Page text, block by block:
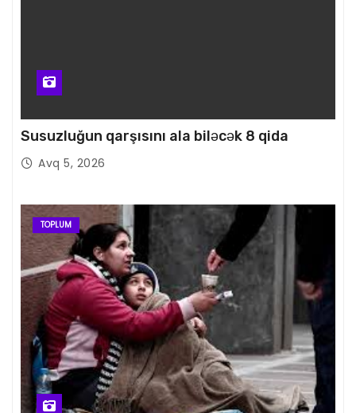
Susuzluğun qarşısını ala biləcək 8 qida
Avq 5, 2026
TOPLUM